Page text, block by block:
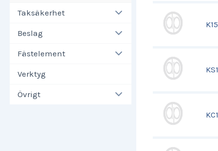
Taksäkerhet
Beslag
Fästelement
Verktyg
Övrigt